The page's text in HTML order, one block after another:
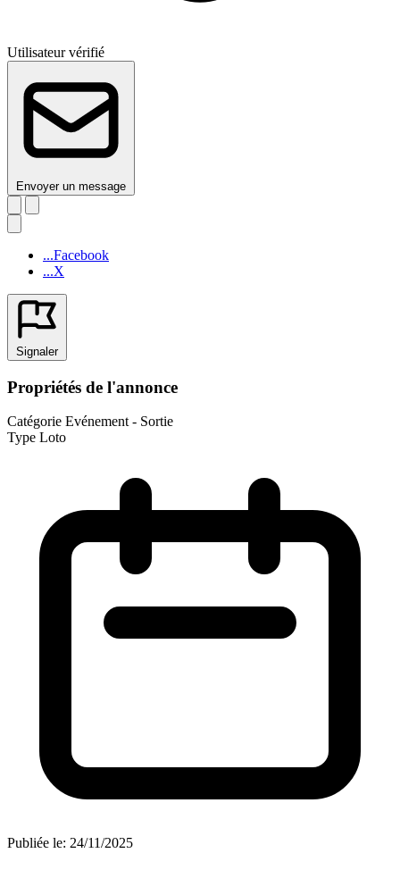
Utilisateur vérifié
Envoyer un message
...Facebook
...X
Signaler
Propriétés de l'annonce
Catégorie Evénement - Sortie
Type Loto
Publiée le: 24/11/2025